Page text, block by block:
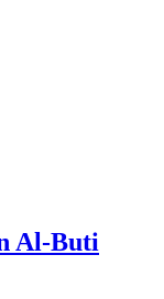
Al-Buti